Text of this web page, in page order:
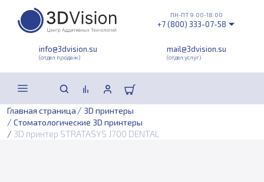
info@3dvision.su
(отдел продаж)
mail@3dvision.su
(отдел услуг)
ПН-ПТ 9:00-18:00
+7 (800) 333-07-58
Главная страница / 3D принтеры
/ Стоматологические 3D принтеры
/ 3D принтер STRATASYS J700 DENTAL